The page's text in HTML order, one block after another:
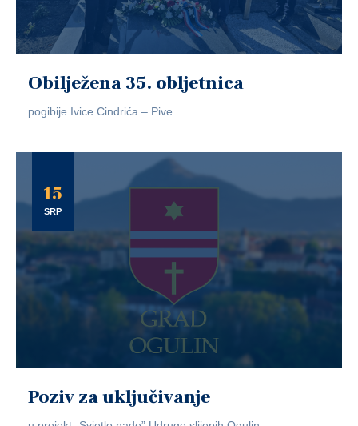
Obilježena 35. obljetnica
pogibije Ivice Cindrića – Pive
15
SRP
Poziv za uključivanje